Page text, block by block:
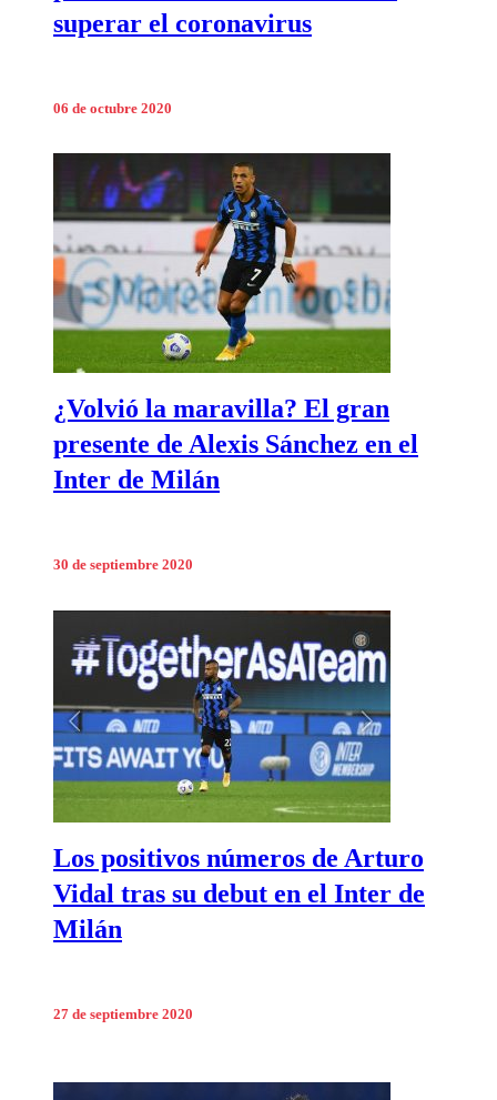
superar el coronavirus
06 de octubre 2020
¿Volvió la maravilla? El gran
presente de Alexis Sánchez en el
Inter de Milán
30 de septiembre 2020
Los positivos números de Arturo
Vidal tras su debut en el Inter de
Milán
27 de septiembre 2020